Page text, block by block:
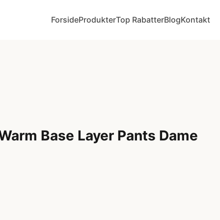
ForsideProdukterTop RabatterBlogKontakt
Base Layer Pants Dame